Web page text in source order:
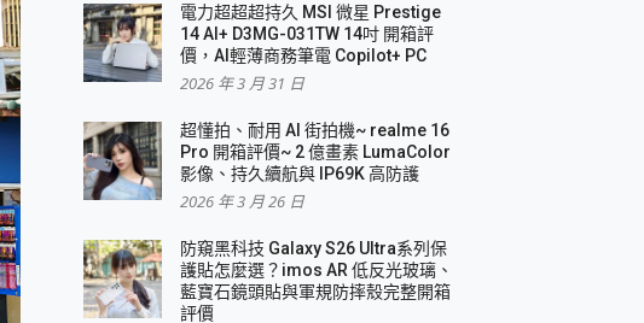
人聲推薦
門也可以到處走
型充電站 開箱 評測
業界最好的資料救援軟體
音娛樂效能~
開箱 評測
~
電力超超超持久 MSI 微星 Prestige
14 AI+ D3MG-031TW 14吋 開箱評
價，AI輕薄商務筆電 Copilot+ PC
2026 年 3 月 31 日
超懂拍、耐用 AI 街拍機~ realme 16
Pro 開箱評價~ 2 億畫素 LumaColor
影像、持久續航與 IP69K 高防護
2026 年 3 月 26 日
防窺黑科技 Galaxy S26 Ultra系列保
護貼怎麼選？imos AR 低反光玻璃、
藍寶石鏡頭貼與軍規防摔殼完整開箱
評價